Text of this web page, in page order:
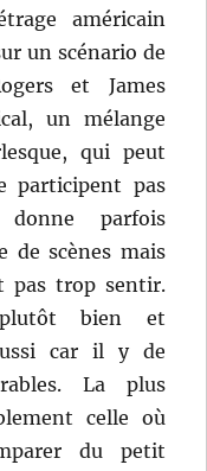
américain
un scénario de
et James
un mélange
qui peut
participent pas
parfois
de scènes mais
pas trop sentir.
plutôt bien et
car il y de
La plus
celle où
du petit